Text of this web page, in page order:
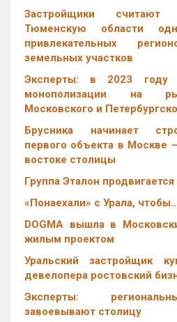
Застройщики
Тюменскую области
привлекательных
земельных участков
Эксперты: в 2023 году
монополизации на
Московского и
Брусника начинает
первого объекта в Москве
востоке столицы
Группа Эталон
«Понаехали» с Урала,
DOGMA вышла в
жилым проектом
Уральский застройщик
девелопера ростовский
Эксперты:
завоевывают столицу